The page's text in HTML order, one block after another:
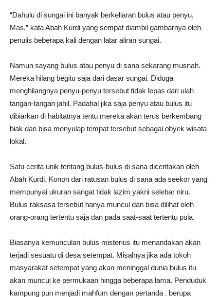
“Dahulu di sungai ini banyak berkeliaran bulus atau penyu,
Mas,” kata Abah Kurdi yang sempat diambil gambarnya oleh
penulis beberapa kali dengan latar aliran sungai.
Namun sayang bulus atau penyu di sana sekarang musnah.
Mereka hilang begitu saja dari dasar sungai. Diduga
menghilangnya penyu-penyu tersebut tidak lepas dari ulah
tangan-tangan jahil. Padahal jika saja penyu atau bulus itu
dibiarkan di habitatnya tentu mereka akan terus berkembang
biak dan bisa menyulap tempat tersebut sebagai obyek wisata
lokal.
Satu cerita unik tentang bulus-bulus di sana diceritakan oleh
Abah Kurdi. Konon dari ratusan bulus di sana ada seekor yang
mempunyai ukuran sangat tidak lazim yakni selebar niru.
Bulus raksasa tersebut hanya muncul dan bisa dilihat oleh
orang-orang tertentu saja dan pada saat-saat tertentu pula.
Biasanya kemunculan bulus misterius itu menandakan akan
terjadi sesuatu di desa setempat. Misalnya jika ada tokoh
masyarakat setempat yang akan meninggal dunia bulus itu
akan muncul ke permukaan hingga beberapa lama. Penduduk
kampung pun menjadi mahfum dengan pertanda . berupa